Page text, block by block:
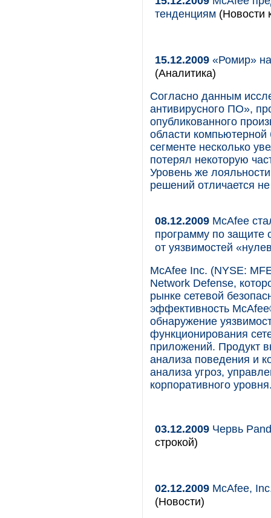
тенденциям (Новости
15.12.2009 «Ромир»
(Аналитика)
Согласно данным
антивирусного ПО»,
опубликованного
области компьютерной
сегменте несколько
потерял некоторую
Уровень же
решений отличается
08.12.2009 McAfee
программу по защите
от уязвимостей
McAfee Inc. (NYSE:
Network Defense,
рынке сетевой
эффективность
обнаружение
функционирования
приложений. Продукт
анализа поведения и
анализа угроз,
корпоративного
03.12.2009 Червь
строкой)
02.12.2009 McAfee,
(Новости)